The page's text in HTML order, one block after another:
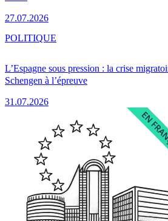
27.07.2026
L’Espagne sous pression : la crise
Schengen à l’épreuve
31.07.2026
POLITIQUE